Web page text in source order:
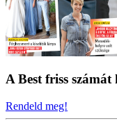
A Best friss számát
Rendeld meg!